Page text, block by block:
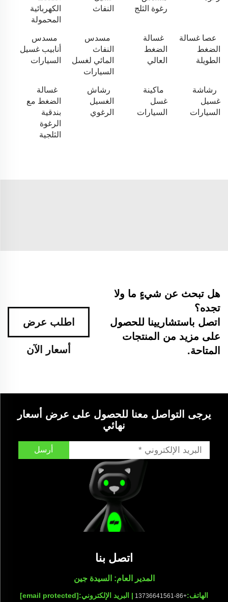
رغوة الثلج
النفاث
الكهربائية
المحمولة
عصا غسالة
الضغط
الطويلة
غسالة
الضغط
العالي
مسدس
النفاث
المائي لغسل
السيارات
مسدس
أنابيب غسيل
السيارات
رشاشة
غسيل
السيارات
ماكينة
غسل
السيارات
رشاش
الغسيل
الرغوي
غسالة
الضغط مع
بندقية
الرغوة
الثلجية
هل تبحث عن شيءٍ ما ولا
تجده؟
اتصل باستشاريينا للحصول
على مزيد من المنتجات
المتاحة.
اطلب عرض
أسعار الآن
يرجى التواصل معنا للحصول على عرض أسعار
نهائي
أرسل
اتصل بنا
المدير العام: السيدة جين
الهاتف:+86-13736641561 | البريد الإلكتروني:[email protected]